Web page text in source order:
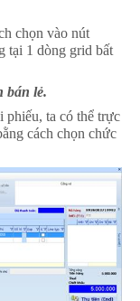
chọn vào nút
tại 1 dòng grid bất
bán lẻ.
phiếu, ta có thể trực
cách chọn chức